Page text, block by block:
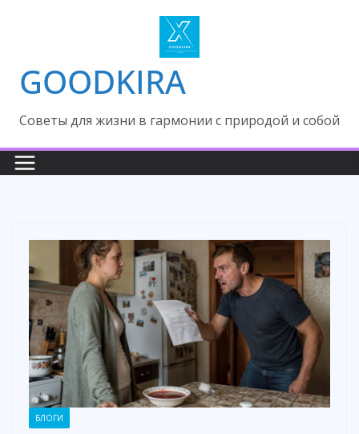
GOODKIRA
Cоветы для жизни в гармонии с природой и собой
БЛОГИ